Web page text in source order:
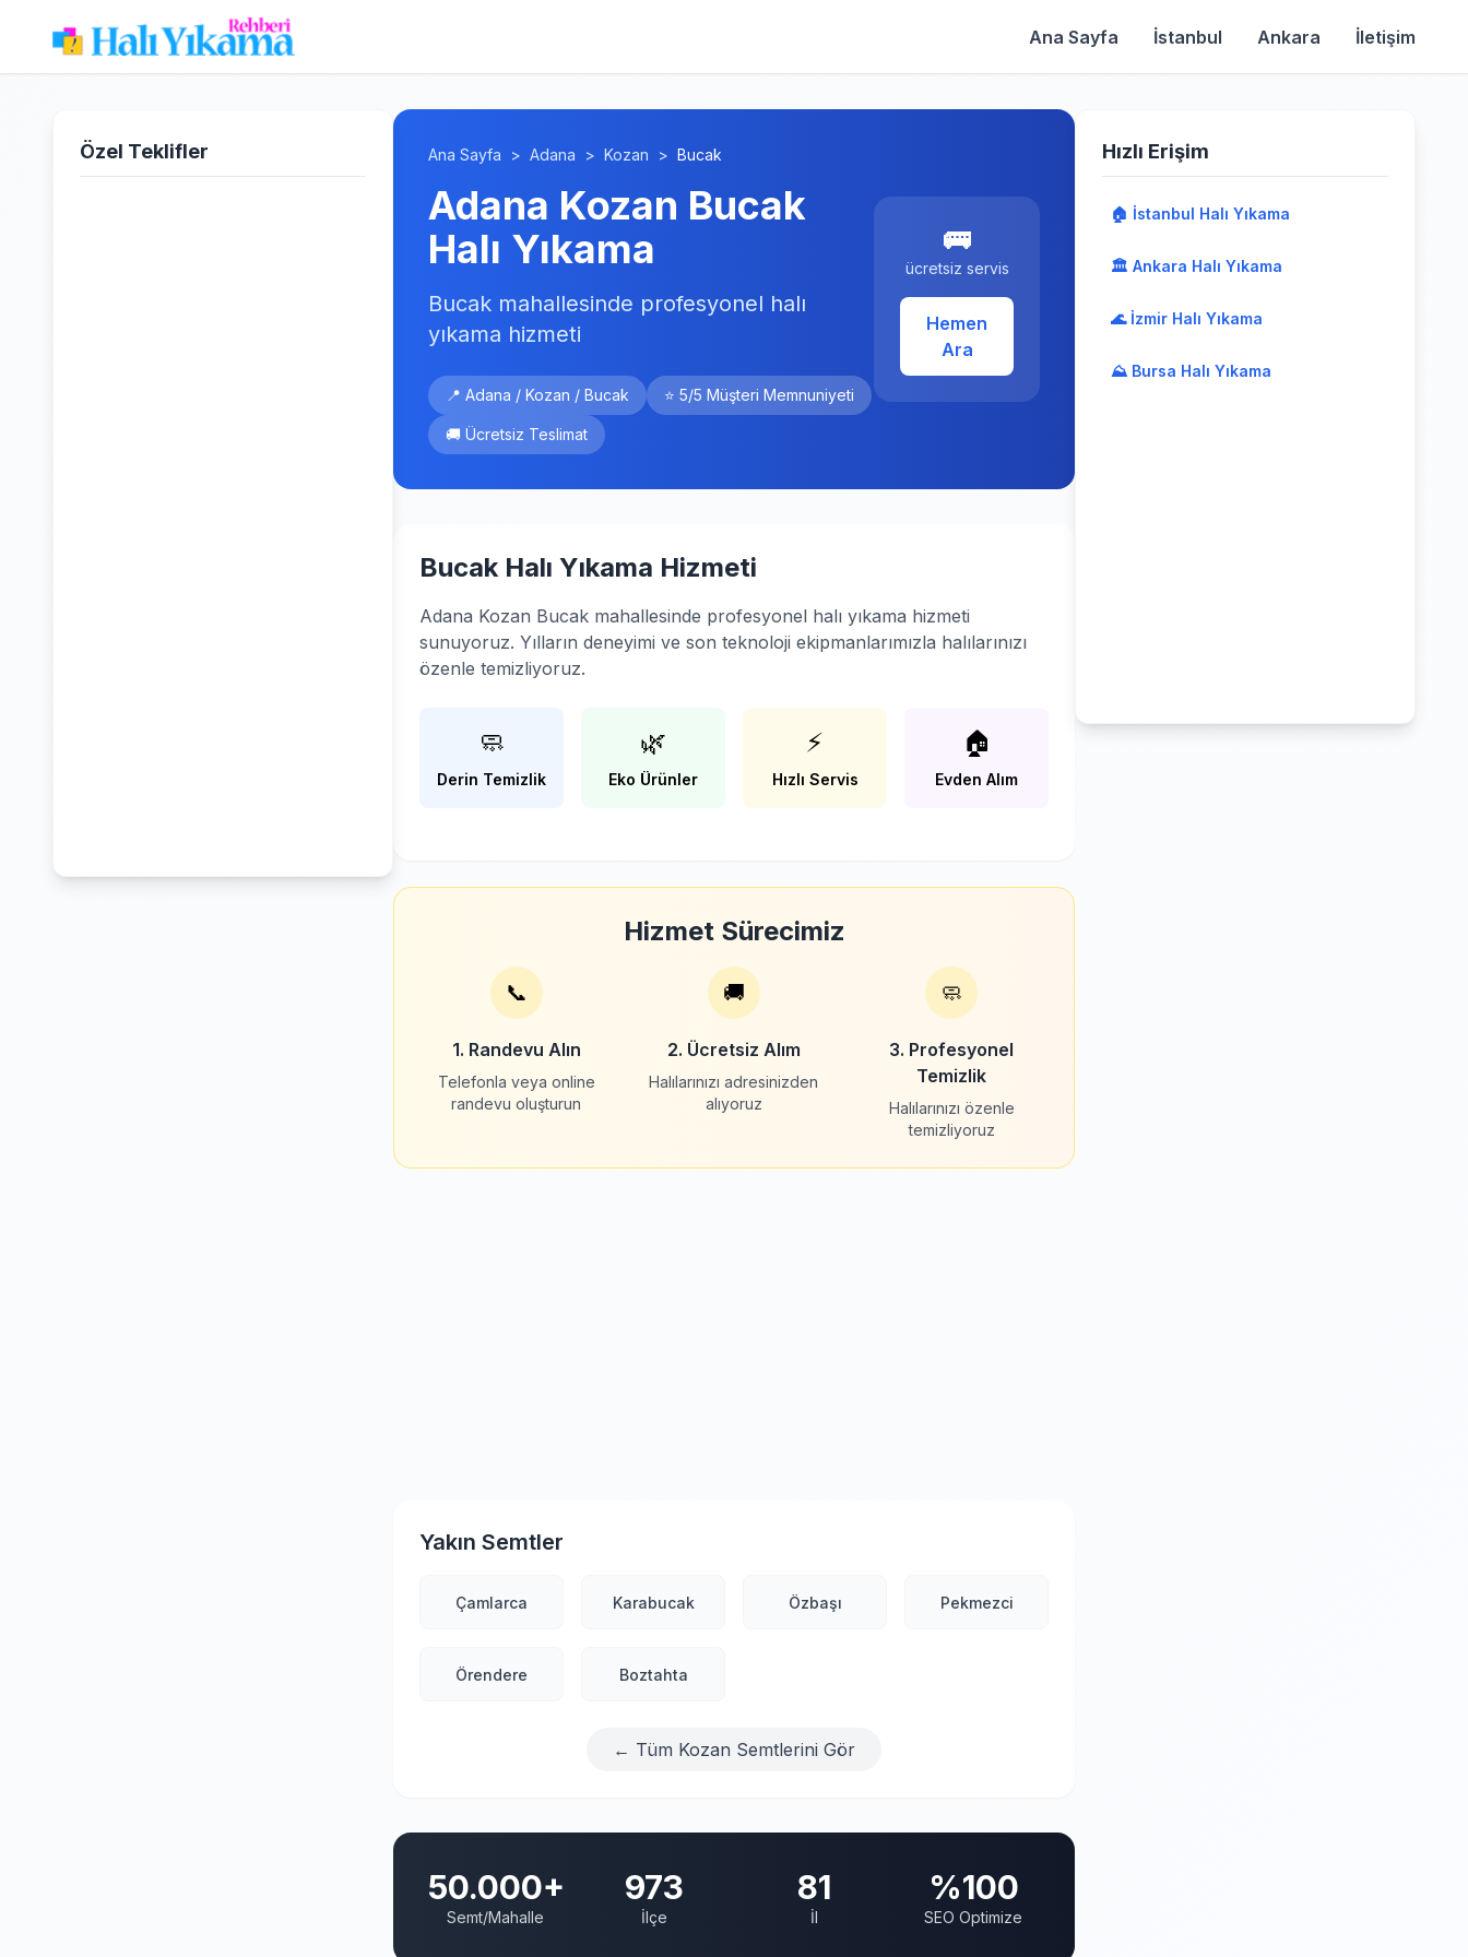
Ana Sayfa İstanbul Ankara İletişim
Özel Teklifler Ana Sayfa > Adana > Kozan > Bucak
Adana Kozan Bucak
Halı Yıkama
Bucak mahallesinde profesyonel halı
yıkama hizmeti
📍 Adana / Kozan / Bucak ⭐ 5/5 Müşteri Memnuniyeti
🚚 Ücretsiz Teslimat
🚌
ücretsiz servis
Hemen
Ara
Bucak Halı Yıkama Hizmeti
Adana Kozan Bucak mahallesinde profesyonel halı yıkama hizmeti
sunuyoruz. Yılların deneyimi ve son teknoloji ekipmanlarımızla halılarınızı
özenle temizliyoruz.
🧼
Derin Temizlik
🌿
Eko Ürünler
⚡
Hızlı Servis
🏠
Evden Alım
Hizmet Sürecimiz
📞
1. Randevu Alın
Telefonla veya online
randevu oluşturun
🚚
2. Ücretsiz Alım
Halılarınızı adresinizden
alıyoruz
🧼
3. Profesyonel
Temizlik
Halılarınızı özenle
temizliyoruz
Yakın Semtler
Çamlarca Karabucak Özbaşı Pekmezci
Örendere Boztahta
← Tüm Kozan Semtlerini Gör
50.000+
Semt/Mahalle
973
İlçe
81
İl
%100
SEO Optimize
Hızlı Erişim
🏠 İstanbul Halı Yıkama
🏛️ Ankara Halı Yıkama
🌊 İzmir Halı Yıkama
⛰️ Bursa Halı Yıkama